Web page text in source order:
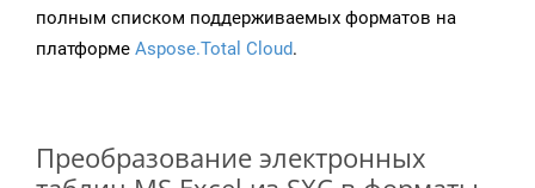
полным списком поддерживаемых форматов на
платформе Aspose.Total Cloud.
Преобразование электронных